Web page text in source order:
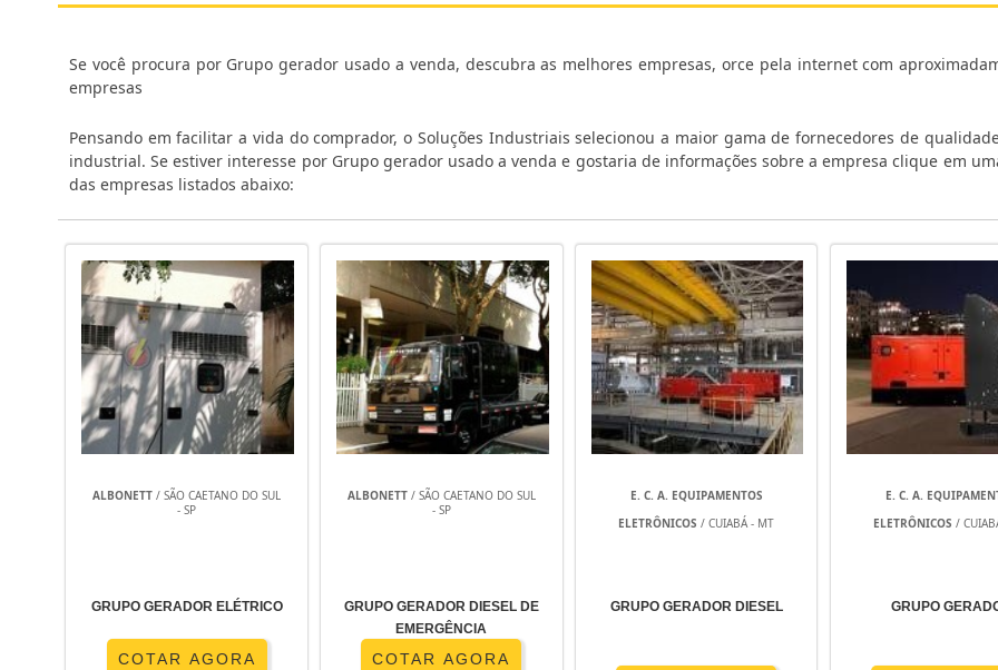
Se você procura por Grupo gerador usado a venda, descubra as melhores empresas, orce pela internet com
empresas
Pensando em facilitar a vida do comprador, o Soluções Industriais selecionou a maior gama de fornecedores de
industrial. Se estiver interesse por Grupo gerador usado a venda e gostaria de informações sobre a empresa clique em
das empresas listados abaixo:
ALBONETT / SÃO CAETANO DO SUL
- SP
GRUPO GERADOR ELÉTRICO
COTAR AGORA
ALBONETT/ SÃO CAETANO DO SUL
- SP
GRUPO GERADOR DIESEL DE
EMERGÊNCIA
COTAR AGORA
E. C. A. EQUIPAMENTOS
ELETRÔNICOS / CUIABÁ - MT
GRUPO GERADOR DIESEL
E. C. A.
ELETRÔNICOS /
GRUPO